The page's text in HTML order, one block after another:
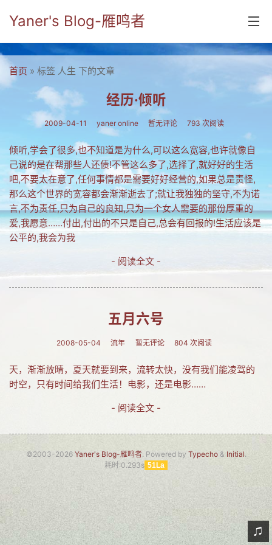
Yaner's Blog-雁鸣者
分类
yaner online
毕业留言册
流年
五笔难啊
流行.时代.天下
收藏.经典
网友情怀
链接
Nav
留言
首页 » 标签 人生 下的文章
经历·倾听
2009-04-11 yaner online 暂无评论 793 次阅读
倾听,学会了很多,也不知道是为什么,可以这么宽容,也许就像自
己说的是在帮那些人还债!不管这么多了,选择了,就好好的生活
吧,不要太在意了,任何事情都是需要好好经营的,如果总是责怪,
那么这个世界的宽容都会渐渐逝去了;就让我独独的坚守,不为诺
言,不为责任,只为自己的良知,只为一个女人需要的那份厚重的
爱,我愿意……付出,付出的不只是自己,总会有回报的!生活应该是
公平的,我会为我
- 阅读全文 -
五月六号
2008-05-04 流年 暂无评论 804 次阅读
天，渐渐放晴，夏天就要到来，流转太快，没有我们能凌驾的
时空，只有时间给我们生活！电影，还是电影……
- 阅读全文 -
©2003-2026 Yaner's Blog-雁鸣者. Powered by Typecho& Initial.
耗时:0.293s 51La